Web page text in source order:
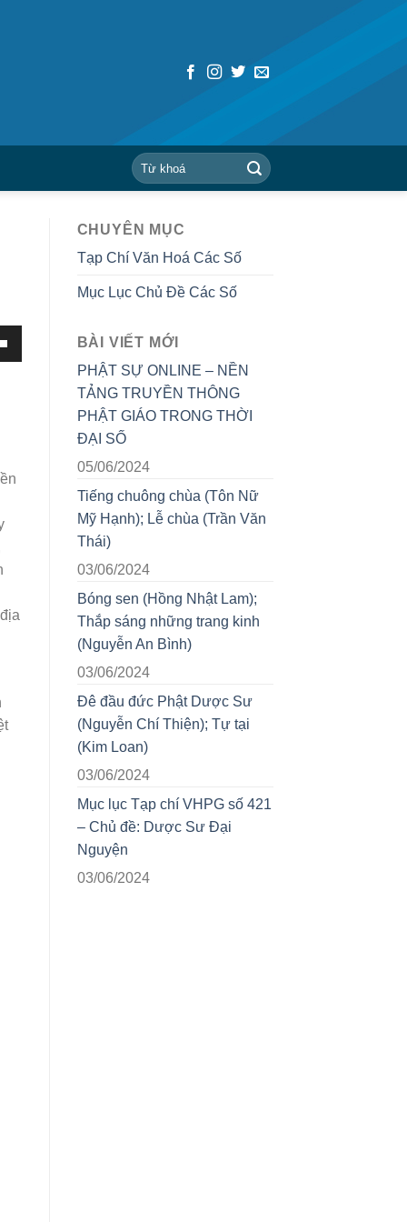
CHUYÊN MỤC
Tạp Chí Văn Hoá Các Số
Mục Lục Chủ Đề Các Số
BÀI VIẾT MỚI
PHẬT SỰ ONLINE – NỀN
TẢNG TRUYỀN THÔNG
PHẬT GIÁO TRONG THỜI
ĐẠI SỐ
05/06/2024
Tiếng chuông chùa (Tôn Nữ
Mỹ Hạnh); Lễ chùa (Trần Văn
Thái)
03/06/2024
Bóng sen (Hồng Nhật Lam);
Thắp sáng những trang kinh
(Nguyễn An Bình)
03/06/2024
Đê đầu đức Phật Dược Sư
(Nguyễn Chí Thiện); Tự tại
(Kim Loan)
03/06/2024
Mục lục Tạp chí VHPG số 421
– Chủ đề: Dược Sư Đại
Nguyện
03/06/2024